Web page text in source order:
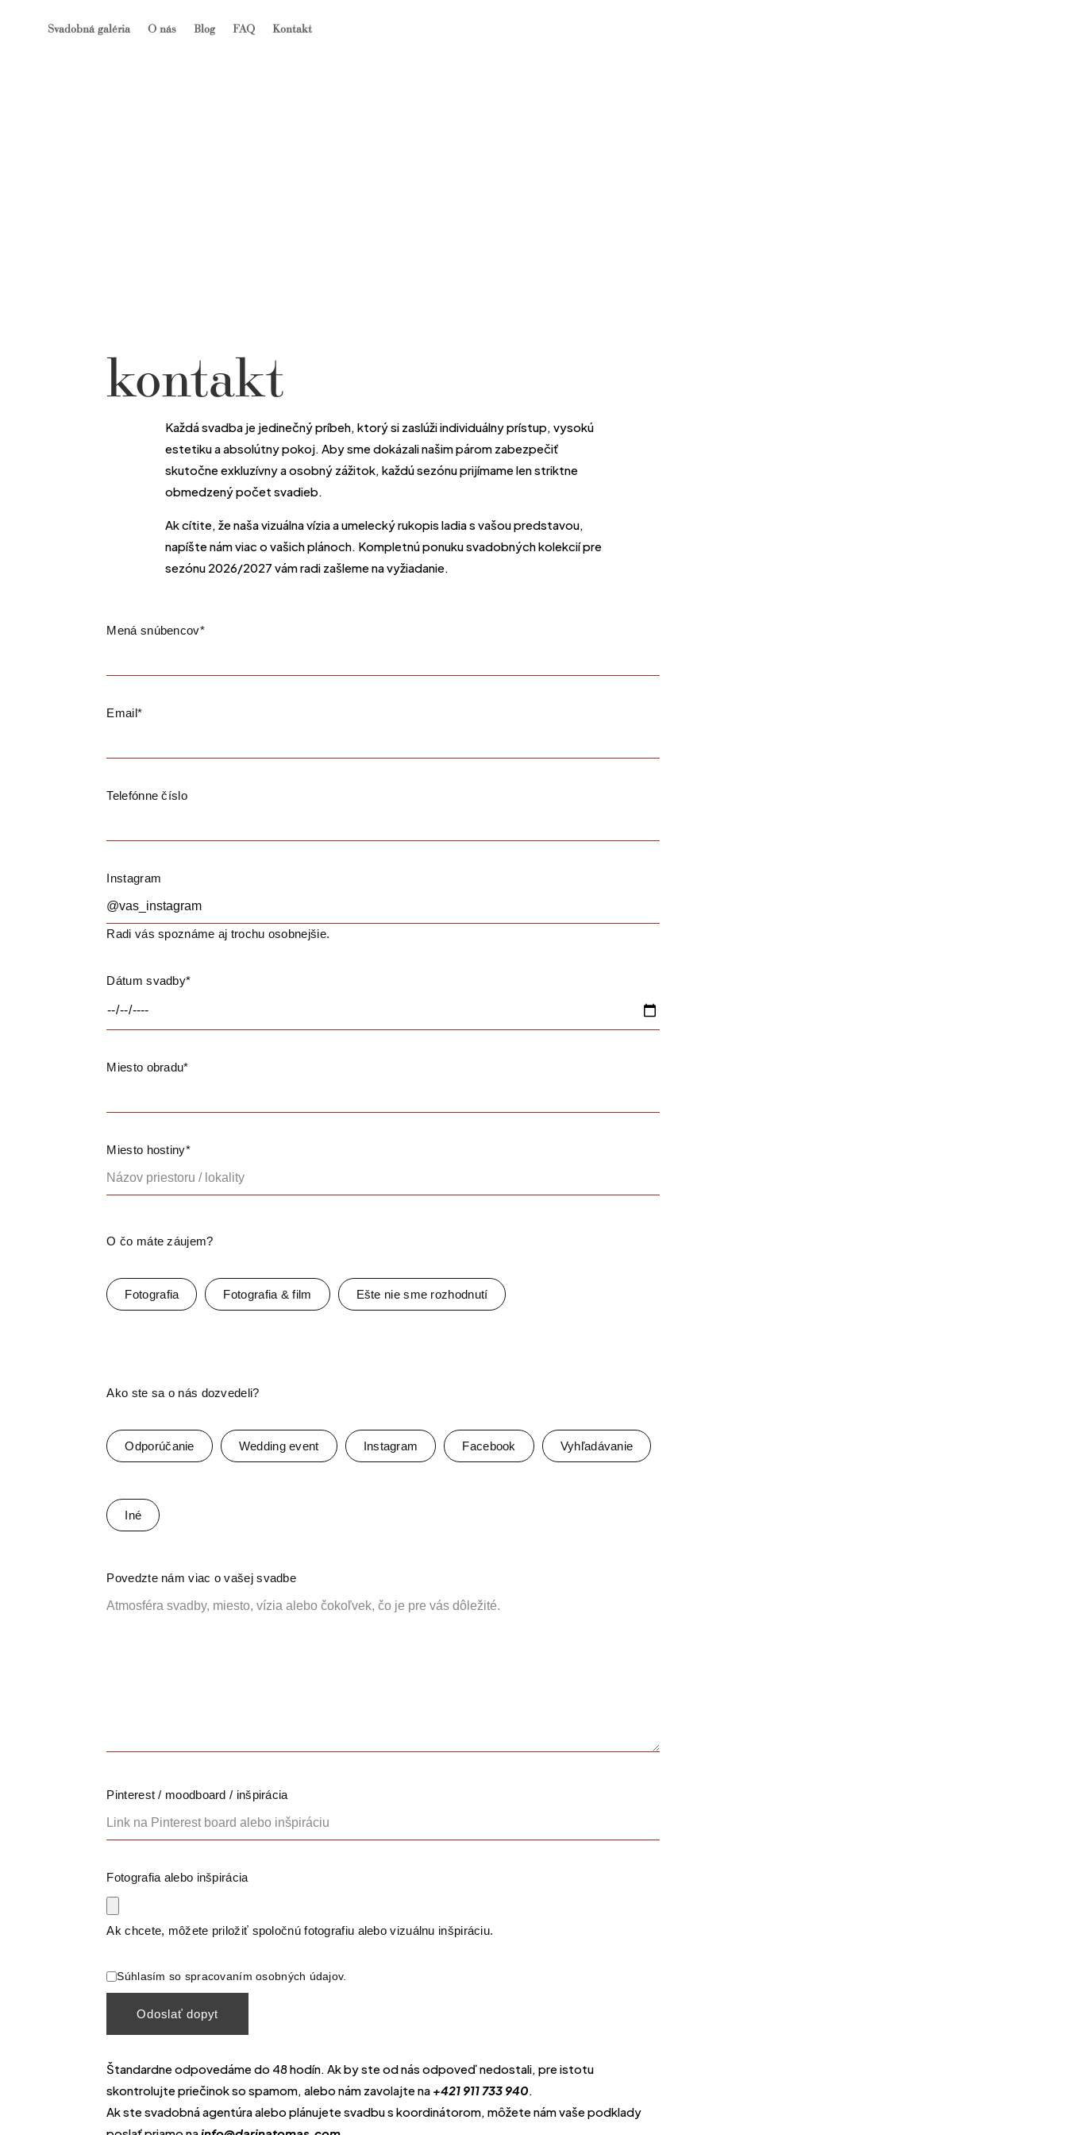
Svadobná galéria O nás Blog FAQ Kontakt
kontakt
Každá svadba je jedinečný príbeh, ktorý si zaslúži individuálny prístup, vysokú
estetiku a absolútny pokoj. Aby sme dokázali našim párom zabezpečiť
skutočne exkluzívny a osobný zážitok, každú sezónu prijímame len striktne
obmedzený počet svadieb.
Ak cítite, že naša vizuálna vízia a umelecký rukopis ladia s vašou predstavou,
napíšte nám viac o vašich plánoch. Kompletnú ponuku svadobných kolekcií pre
sezónu 2026/2027 vám radi zašleme na vyžiadanie.
Mená snúbencov*
Email*
Telefónne číslo
Instagram
Radi vás spoznáme aj trochu osobnejšie.
Dátum svadby*
Miesto obradu*
Miesto hostiny*
O čo máte záujem?
Fotografia Fotografia & film Ešte nie sme rozhodnutí
Ako ste sa o nás dozvedeli?
Odporúčanie Wedding event Instagram Facebook Vyhľadávanie
Iné
Povedzte nám viac o vašej svadbe
Pinterest / moodboard / inšpirácia
Fotografia alebo inšpirácia
Ak chcete, môžete priložiť spoločnú fotografiu alebo vizuálnu inšpiráciu.
Súhlasím so spracovaním osobných údajov.
Štandardne odpovedáme do 48 hodín. Ak by ste od nás odpoveď nedostali, pre istotu
skontrolujte priečinok so spamom, alebo nám zavolajte na +421 911 733 940.
Ak ste svadobná agentúra alebo plánujete svadbu s koordinátorom, môžete nám vaše podklady